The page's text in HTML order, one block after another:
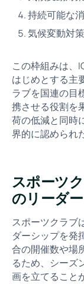
持続可能な
気候変動対
この枠組みは、
はじめとする主
ラブを国連の目
携させる役割を
荷の低減と同時
界的に認められ
スポーツ
のリーダ
スポーツクラブ
ダーシップを発
合の開催数や場
るため、シーズ
画を立てること